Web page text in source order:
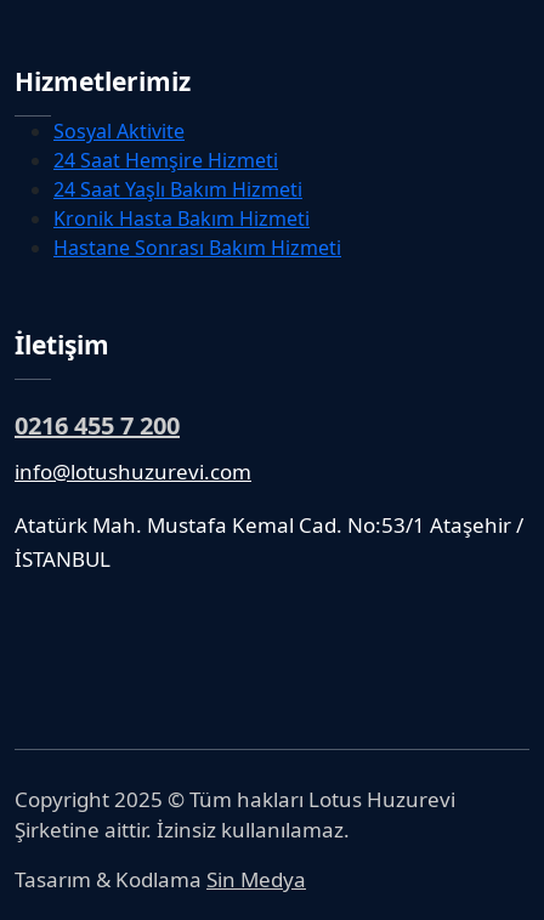
Hizmetlerimiz
Sosyal Aktivite
24 Saat Hemşire Hizmeti
24 Saat Yaşlı Bakım Hizmeti
Kronik Hasta Bakım Hizmeti
Hastane Sonrası Bakım Hizmeti
İletişim
0216 455 7 200
info@lotushuzurevi.com
Atatürk Mah. Mustafa Kemal Cad. No:53/1 Ataşehir /
İSTANBUL
Copyright 2025 © Tüm hakları Lotus Huzurevi
Şirketine aittir. İzinsiz kullanılamaz.
Tasarım & Kodlama Sin Medya